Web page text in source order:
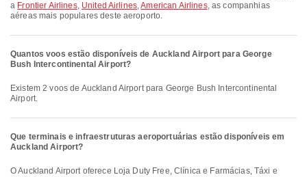
a Frontier Airlines, United Airlines,American Airlines, as companhias
aéreas mais populares deste aeroporto.
Quantos voos estão disponíveis de Auckland Airport para George
Bush Intercontinental Airport?
Existem 2 voos de Auckland Airport para George Bush Intercontinental
Airport.
Que terminais e infraestruturas aeroportuárias estão disponíveis em
Auckland Airport?
O Auckland Airport oferece Loja Duty Free, Clínica e Farmácias, Táxi e